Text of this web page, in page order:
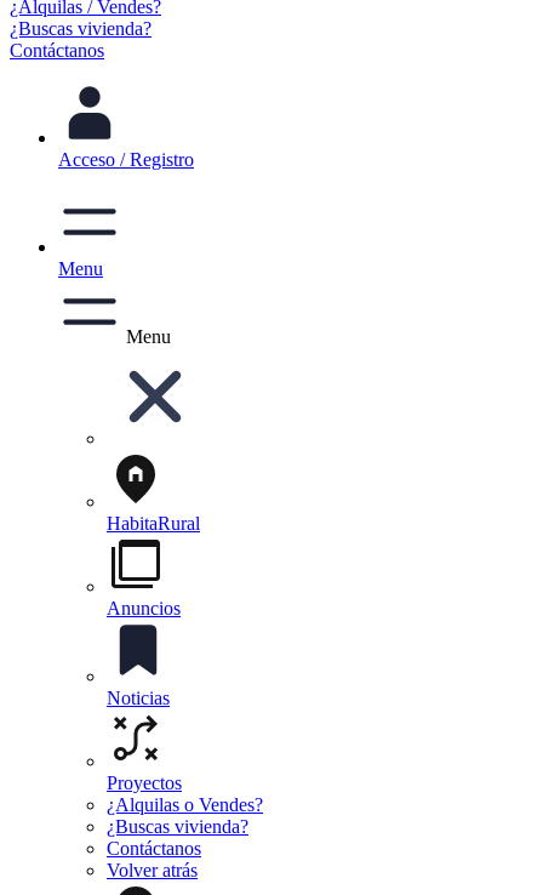
¿Alquilas / Vendes?
¿Buscas vivienda?
Contáctanos
Acceso / Registro
Menu
Menu
HabitaRural
Anuncios
Noticias
Proyectos
¿Alquilas o Vendes?
¿Buscas vivienda?
Contáctanos
Volver atrás